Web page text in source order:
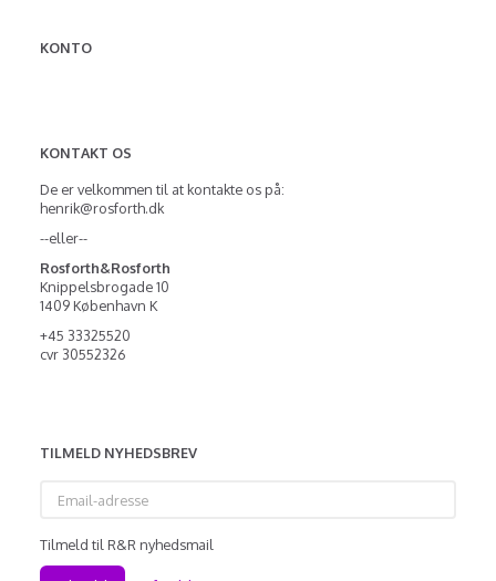
KONTO
KONTAKT OS
De er velkommen til at kontakte os på:
henrik@rosforth.dk
--eller--
Rosforth&Rosforth
Knippelsbrogade 10
1409 København K
+45 33325520
cvr 30552326
TILMELD NYHEDSBREV
adresse
Tilmeld til R&R nyhedsmail